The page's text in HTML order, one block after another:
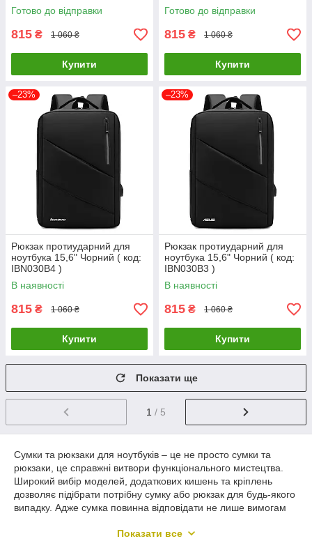
Готово до відправки
815 ₴ 1 060 ₴
Купити
Готово до відправки
815 ₴ 1 060 ₴
Купити
–23%
Рюкзак протиударний для
ноутбука 15,6" Чорний ( код:
IBN030B4 )
В наявності
815 ₴ 1 060 ₴
Купити
–23%
Рюкзак протиударний для
ноутбука 15,6" Чорний ( код:
IBN030B3 )
В наявності
815 ₴ 1 060 ₴
Купити
Показати ще
1 / 5
Сумки та рюкзаки для ноутбуків – це не просто сумки та
рюкзаки, це справжні витвори функціонального мистецтва.
Широкий вибір моделей, додаткових кишень та кріплень
дозволяє підібрати потрібну сумку або рюкзак для будь-якого
випадку. Адже сумка повинна відповідати не лише вимогам
У наші дні багато людей працюють за ноутбуком або
Показати все